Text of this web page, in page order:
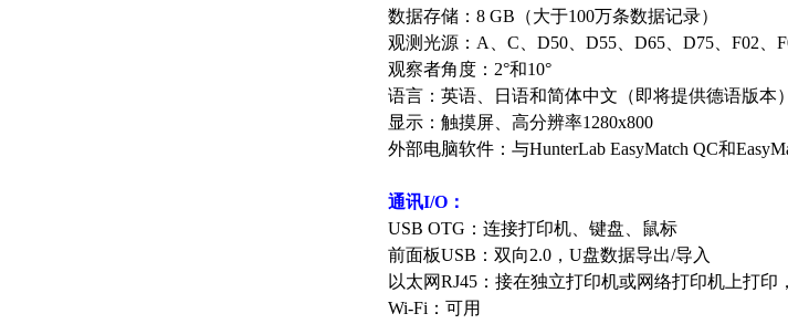
数据存储：8 GB（大于100万条数据记录）
观测光源：A、C、D50、D55、D65、D75、F02、
观察者角度：2°和10°
语言：英语、日语和简体中文（即将提供德语版本）
显示：触摸屏、高分辨率1280x800
外部电脑软件：与HunterLab EasyMatch QC和
通讯I/O：
USB OTG：连接打印机、键盘、鼠标
前面板USB：双向2.0，U盘数据导出/导入
以太网RJ45：接在独立打印机或网络打印机上打
Wi-Fi：可用